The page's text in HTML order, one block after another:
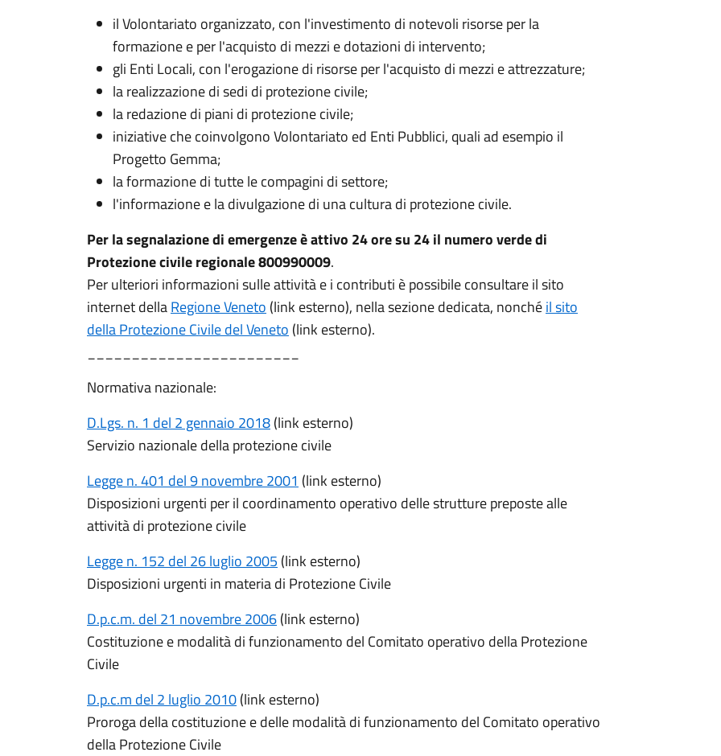
il Volontariato organizzato, con l'investimento di notevoli risorse per la
formazione e per l'acquisto di mezzi e dotazioni di intervento;
gli Enti Locali, con l'erogazione di risorse per l'acquisto di mezzi e attrezzature;
la realizzazione di sedi di protezione civile;
la redazione di piani di protezione civile;
iniziative che coinvolgono Volontariato ed Enti Pubblici, quali ad esempio il
Progetto Gemma;
la formazione di tutte le compagini di settore;
l'informazione e la divulgazione di una cultura di protezione civile.
Per la segnalazione di emergenze è attivo 24 ore su 24 il numero verde di
Protezione civile regionale 800990009.
Per ulteriori informazioni sulle attività e i contributi è possibile consultare il sito
internet dellaRegione Veneto (link esterno), nella sezione dedicata, nonchéil sito
della Protezione Civile del Veneto (link esterno).
Normativa nazionale:
D.Lgs. n. 1 del 2 gennaio 2018(link esterno)
Servizio nazionale della protezione civile
Legge n. 401 del 9 novembre 2001 (link esterno)
Disposizioni urgenti per il coordinamento operativo delle strutture preposte alle
attività di protezione civile
Legge n. 152 del 26 luglio 2005 (link esterno)
Disposizioni urgenti in materia di Protezione Civile
D.p.c.m. del 21 novembre 2006(link esterno)
Costituzione e modalità di funzionamento del Comitato operativo della Protezione
Civile
D.p.c.m del 2 luglio 2010(link esterno)
Proroga della costituzione e delle modalità di funzionamento del Comitato operativo
della Protezione Civile